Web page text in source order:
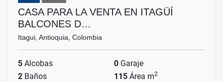
CASA PARA LA VENTA EN ITAGÜÍ
BALCONES D…
Itagui, Antioquia, Colombia
5 Alcobas 0 Garaje
2 Baños 115 Área m2